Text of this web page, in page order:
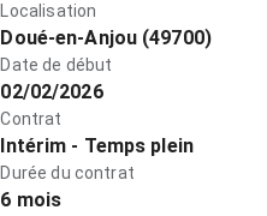
Localisation
Doué-en-Anjou (49700)
Date de début
02/02/2026
Contrat
Intérim - Temps plein
Durée du contrat
6 mois